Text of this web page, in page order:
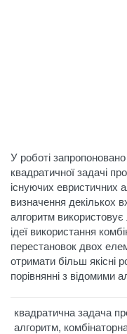
У роботі
квадратичної задачі
існуючих евристичних
визначення декількох
алгоритм
ідеї використання
перестановок двох
отримати більш якісні
порівнянні з відомими
квадратична задача
алгоритм,